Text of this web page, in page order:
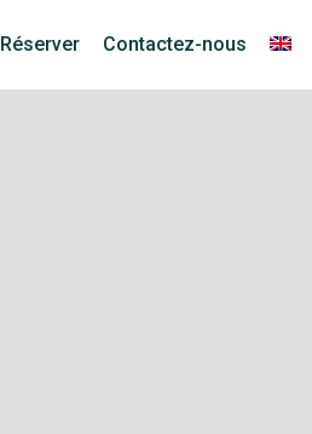
Réserver Contactez-nous